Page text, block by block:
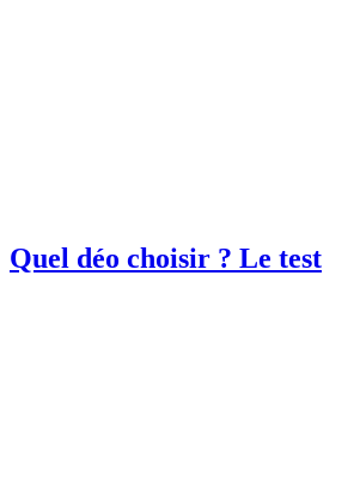
Quel déo choisir ? Le test